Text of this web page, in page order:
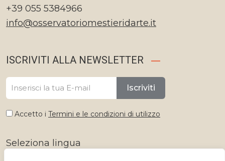
+39 055 5384966
info@osservatoriomestieridarte.it
ISCRIVITI ALLA NEWSLETTER
Iscriviti
Accetto i Termini e le condizioni di utilizzo
Seleziona lingua